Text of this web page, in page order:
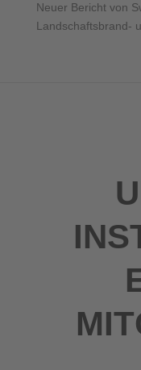
Neuer Bericht von
Landschaftsbrand-